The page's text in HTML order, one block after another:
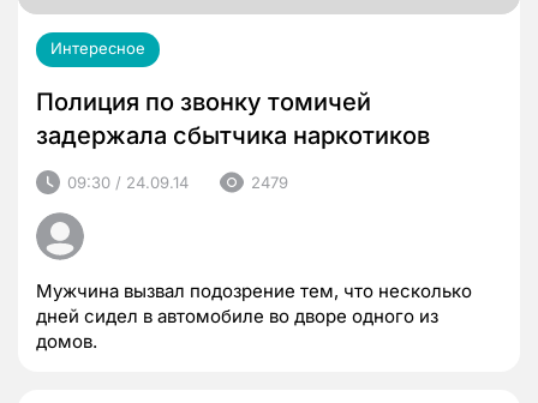
Интересное
Полиция по звонку томичей
задержала сбытчика наркотиков
09:30 / 24.09.14 2479
Мужчина вызвал подозрение тем, что несколько
дней сидел в автомобиле во дворе одного из
домов.